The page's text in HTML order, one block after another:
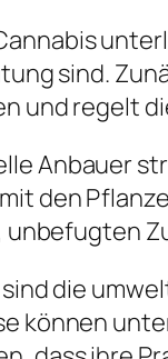
sind.
und regelt
Anbauer
den
unbefugten
die
können